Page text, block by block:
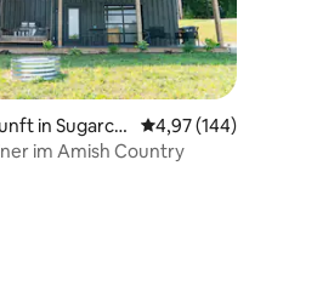
4,97 von 5, 76 Bewertungen
in Sugarcr
Durchschnittliche
4,97 (144)
im Amish Country